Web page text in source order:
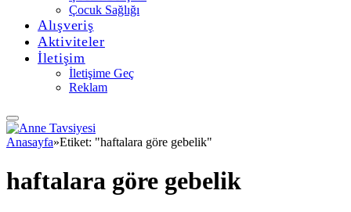
Çocuk Sağlığı
Alışveriş
Aktiviteler
İletişim
İletişime Geç
Reklam
Anasayfa»Etiket: "haftalara göre gebelik"
haftalara göre gebelik